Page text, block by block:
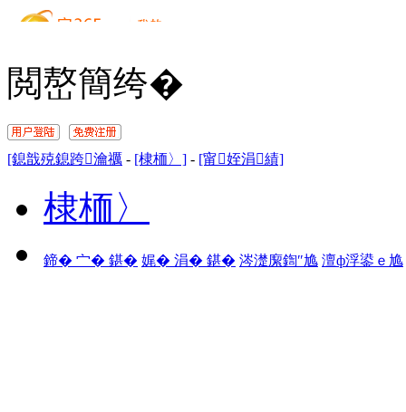
閲嶅簡绔�
[鎴戠殑鎴跨瀹禲 - [棣栭〉] - [甯姪涓績]
棣栭〉
鍗� 宀� 鍖� 娓� 涓� 鍖� 涔濋緳鍧″尯 澶ф浮鍙ｅ尯